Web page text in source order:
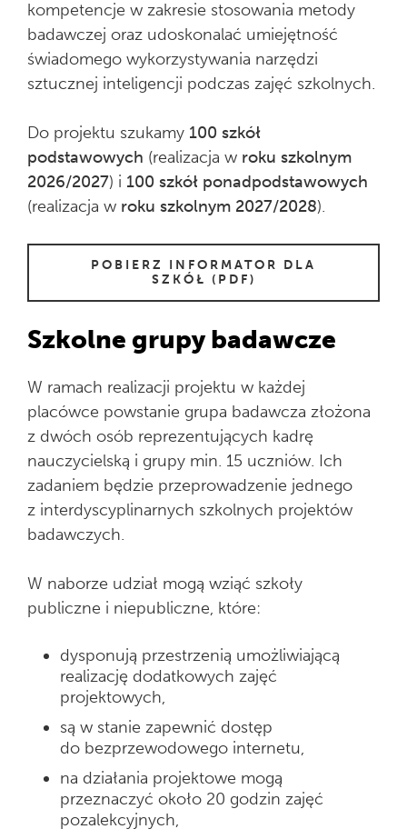
kompetencje w zakresie stosowania metody
badawczej oraz udoskonalać umiejętność
świadomego wykorzystywania narzędzi
sztucznej inteligencji podczas zajęć szkolnych.
Do projektu szukamy 100 szkół
podstawowych (realizacja w roku szkolnym
2026/2027) i 100 szkół ponadpodstawowych
(realizacja w roku szkolnym 2027/2028).
POBIERZ INFORMATOR DLA
SZKÓŁ (PDF)
Szkolne grupy badawcze
W ramach realizacji projektu w każdej
placówce powstanie grupa badawcza złożona
z dwóch osób reprezentujących kadrę
nauczycielską i grupy min. 15 uczniów. Ich
zadaniem będzie przeprowadzenie jednego
z interdyscyplinarnych szkolnych projektów
badawczych.
W naborze udział mogą wziąć szkoły
publiczne i niepubliczne, które:
dysponują przestrzenią umożliwiającą
realizację dodatkowych zajęć
projektowych,
są w stanie zapewnić dostęp
do bezprzewodowego internetu,
na działania projektowe mogą
przeznaczyć około 20 godzin zajęć
pozalekcyjnych,